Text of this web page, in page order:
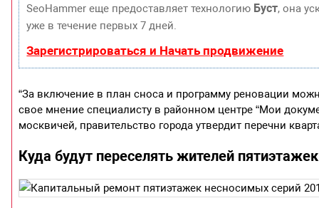
SeoHammer еще предоставляет технологию Буст, она
уже в течение первых 7 дней.
Зарегистрироваться и Начать продвижение
“За включение в план сноса и программу реновации
свое мнение специалисту в районном центре “Мои
москвичей, правительство города утвердит перечни
Куда будут переселять жителей пятиэтажек